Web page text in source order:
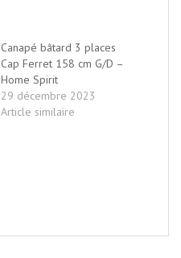
Canapé bâtard 3 places
Cap Ferret 158 cm G/D –
Home Spirit
29 décembre 2023
Article similaire